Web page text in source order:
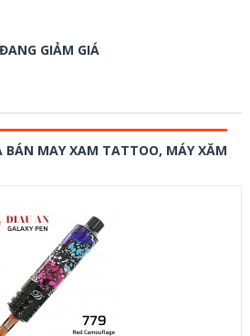
ĐANG GIẢM GIÁ
BÁN MAY XAM TATTOO, MÁY XĂM